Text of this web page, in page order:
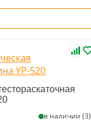
в наличии (3)